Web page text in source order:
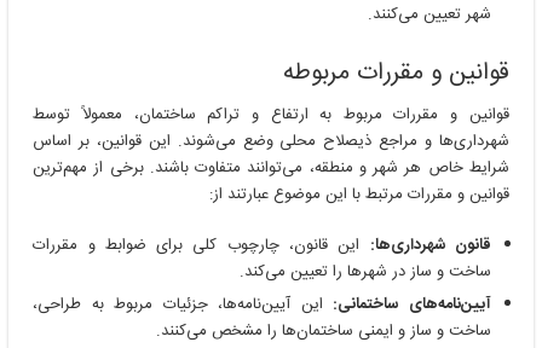
شهر تعیین می‌کنند.
قوانین و مقررات مربوطه
قوانین و مقررات مربوط به ارتفاع و تراکم ساختمان، معمولاً توسط
شهرداری‌ها و مراجع ذیصلاح محلی وضع می‌شوند. این قوانین، بر اساس
شرایط خاص هر شهر و منطقه، می‌توانند متفاوت باشند. برخی از مهم‌ترین
قوانین و مقررات مرتبط با این موضوع عبارتند از:
قانون شهرداری‌ها: این قانون، چارچوب کلی برای ضوابط و مقررات
ساخت و ساز در شهرها را تعیین می‌کند.
آیین‌نامه‌های ساختمانی: این آیین‌نامه‌ها، جزئیات مربوط به طراحی،
ساخت و ساز و ایمنی ساختمان‌ها را مشخص می‌کنند.